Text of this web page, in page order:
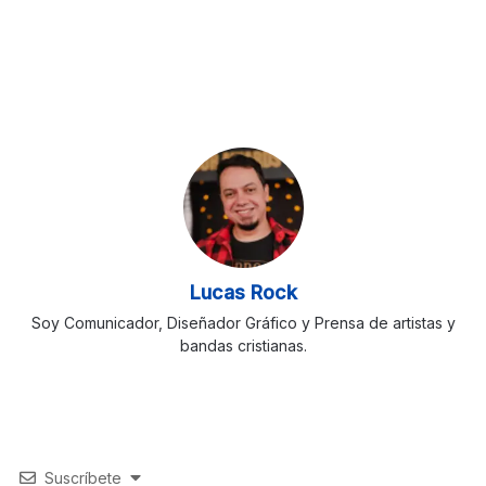
Lucas Rock
Soy Comunicador, Diseñador Gráfico y Prensa de artistas y
bandas cristianas.
Suscríbete